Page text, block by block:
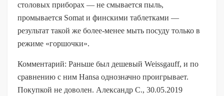
столовых приборах — не смывается пыль,
промывается Somat и финскими таблетками —
результат такой же более-менее мыть посуду только в
режиме «горшочки».
Комментарий: Раньше был дешевый Weissgauff, и по
сравнению с ним Hansa однозначно проигрывает.
Покупкой не доволен. Александр С., 30.05.2019